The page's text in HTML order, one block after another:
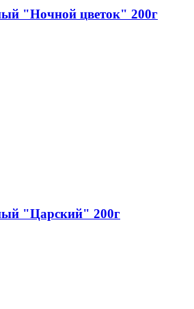
"Ночной цветок" 200г
"Царский" 200г